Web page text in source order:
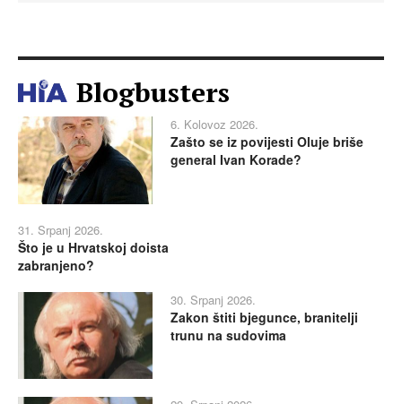
Blogbusters
6. Kolovoz 2026.
Zašto se iz povijesti Oluje briše
general Ivan Korade?
31. Srpanj 2026.
Što je u Hrvatskoj doista
zabranjeno?
30. Srpanj 2026.
Zakon štiti bjegunce, branitelji
trunu na sudovima